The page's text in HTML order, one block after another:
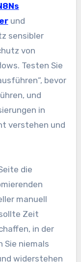
und
sensibler
von
Testen Sie
bevor
und
in
verstehen und
die
manuell
Zeit
in der
Sie niemals
widerstehen